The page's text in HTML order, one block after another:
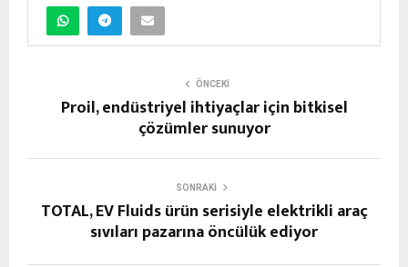
ÖNCEKI
Proil, endüstriyel ihtiyaçlar için bitkisel
çözümler sunuyor
SONRAKI
TOTAL, EV Fluids ürün serisiyle elektrikli araç
sıvıları pazarına öncülük ediyor